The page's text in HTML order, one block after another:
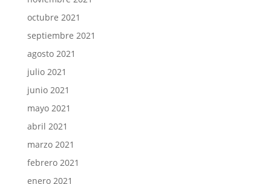
octubre 2021
septiembre 2021
agosto 2021
julio 2021
junio 2021
mayo 2021
abril 2021
marzo 2021
febrero 2021
enero 2021